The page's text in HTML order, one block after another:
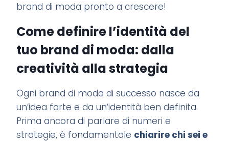
brand di moda pronto a crescere!
Come definire l’identità del
tuo brand di moda: dalla
creatività alla strategia
Ogni brand di moda di successo nasce da
un’idea forte e da un’identità ben definita.
Prima ancora di parlare di numeri e
strategie, è fondamentale chiarire chi sei e